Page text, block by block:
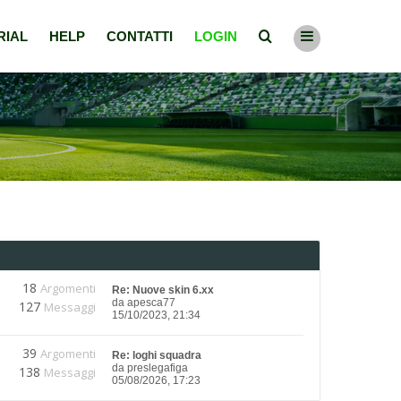
HELP CONTATTI LOGIN
18 Argomenti
127 Messaggi
Re: Nuove skin 6.xx
da apesca77
15/10/2023, 21:34
39 Argomenti
138 Messaggi
Re: loghi squadra
da preslegafiga
05/08/2026, 17:23